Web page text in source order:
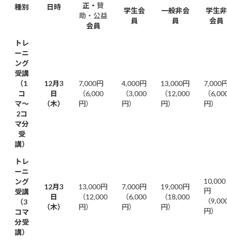
種別 日時
正・ 賛
助・公益
会員
学生会
員
一般非会
員
学生非
会員
トレ
ーニ
ング
受講
（1
コ
マ〜
2コ
マ分
受
講）
12月3
日
（木）
7,000円
（6,000
円）
4,000円
（3,000
円）
13,000円
（12,000
円）
7,000
（
円）
トレ
ーニ
ング
受講
（3
コマ
分受
講）
12月3
日
（木）
13,000円
（12,000
円）
7,000円
（6,000
円）
19,000円
（18,000
円）
10,000
円
（
円）